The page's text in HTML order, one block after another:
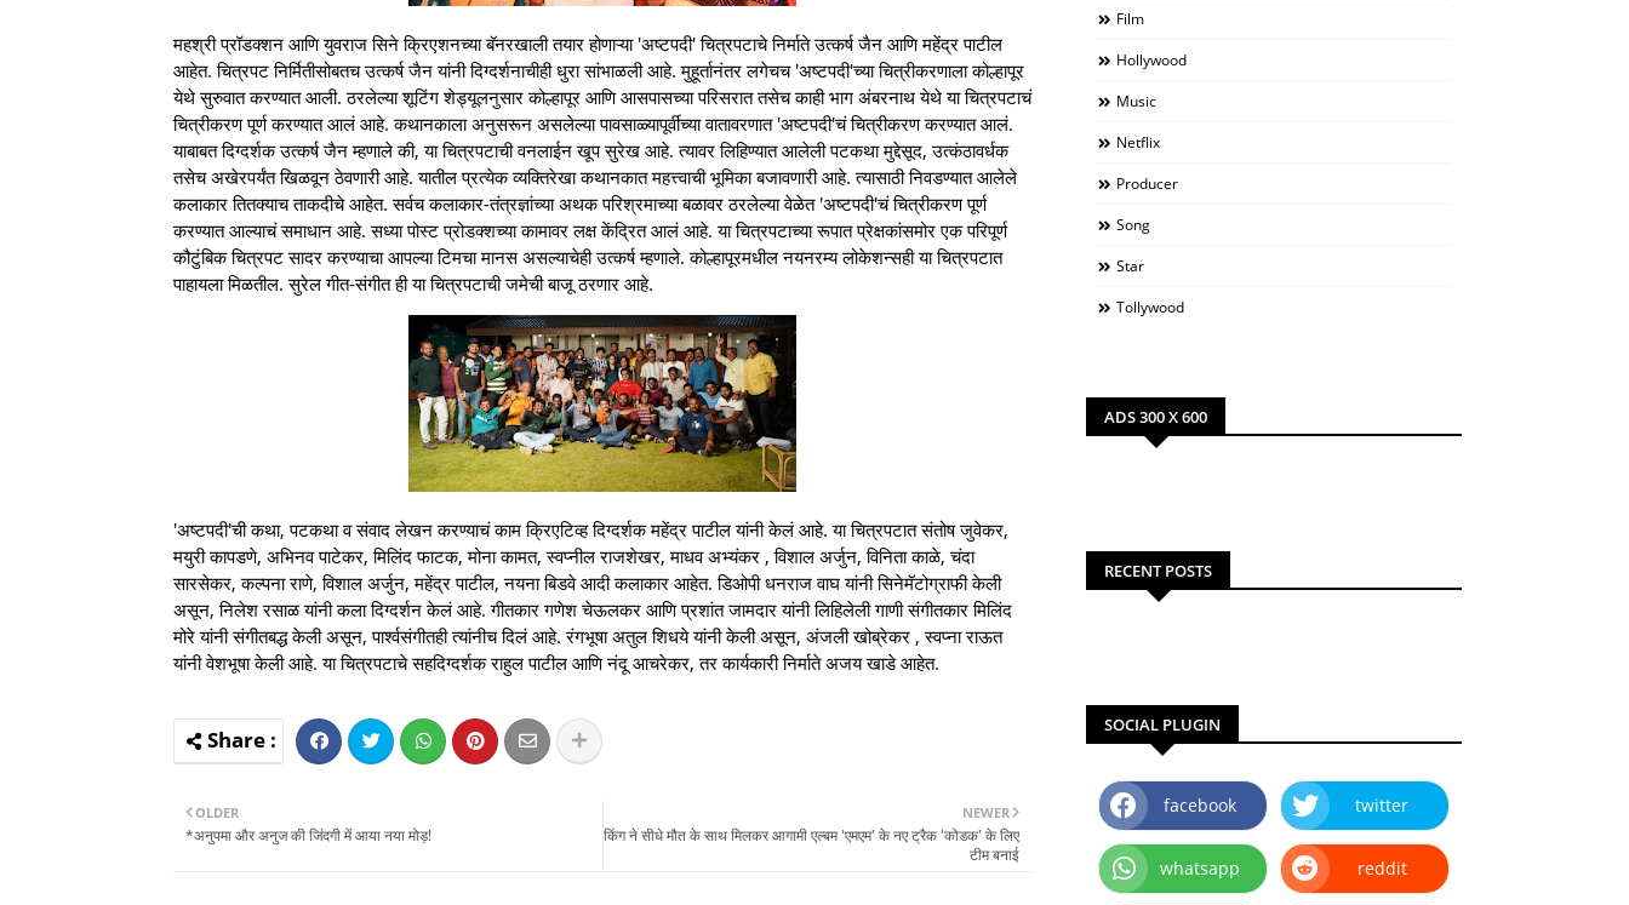
महश्री प्रॉडक्शन आणि युवराज सिने क्रिएशनच्या बॅनरखाली तयार होणाऱ्या 'अष्टपदी' चित्रपटाचे निर्माते उत्कर्ष जैन आणि महेंद्र पाटील
आहेत. चित्रपट निर्मितीसोबतच उत्कर्ष जैन यांनी दिग्दर्शनाचीही धुरा सांभाळली आहे. मुहूर्तानंतर लगेचच 'अष्टपदी'च्या चित्रीकरणाला कोल्हापूर
येथे सुरुवात करण्यात आली. ठरलेल्या शूटिंग शेड्यूलनुसार कोल्हापूर आणि आसपासच्या परिसरात तसेच काही भाग अंबरनाथ येथे या चित्रपटाचं
चित्रीकरण पूर्ण करण्यात आलं आहे. कथानकाला अनुसरून असलेल्या पावसाळ्यापूर्वीच्या वातावरणात 'अष्टपदी'चं चित्रीकरण करण्यात आलं.
याबाबत दिग्दर्शक उत्कर्ष जैन म्हणाले की, या चित्रपटाची वनलाईन खूप सुरेख आहे. त्यावर लिहिण्यात आलेली पटकथा मुद्देसूद, उत्कंठावर्धक
तसेच अखेरपर्यंत खिळवून ठेवणारी आहे. यातील प्रत्येक व्यक्तिरेखा कथानकात महत्त्वाची भूमिका बजावणारी आहे. त्यासाठी निवडण्यात आलेले
कलाकार तितक्याच ताकदीचे आहेत. सर्वच कलाकार-तंत्रज्ञांच्या अथक परिश्रमाच्या बळावर ठरलेल्या वेळेत 'अष्टपदी'चं चित्रीकरण पूर्ण
करण्यात आल्याचं समाधान आहे. सध्या पोस्ट प्रोडक्शच्या कामावर लक्ष केंद्रित आलं आहे. या चित्रपटाच्या रूपात प्रेक्षकांसमोर एक परिपूर्ण
कौटुंबिक चित्रपट सादर करण्याचा आपल्या टिमचा मानस असल्याचेही उत्कर्ष म्हणाले. कोल्हापूरमधील नयनरम्य लोकेशन्सही या चित्रपटात
पाहायला मिळतील. सुरेल गीत-संगीत ही या चित्रपटाची जमेची बाजू ठरणार आहे.
'अष्टपदी'ची कथा, पटकथा व संवाद लेखन करण्याचं काम क्रिएटिव्ह दिग्दर्शक महेंद्र पाटील यांनी केलं आहे. या चित्रपटात संतोष जुवेकर,
मयुरी कापडणे, अभिनव पाटेकर, मिलिंद फाटक, मोना कामत, स्वप्नील राजशेखर, माधव अभ्यंकर , विशाल अर्जुन, विनिता काळे, चंदा
सारसेकर, कल्पना राणे, विशाल अर्जुन, महेंद्र पाटील, नयना बिडवे आदी कलाकार आहेत. डिओपी धनराज वाघ यांनी सिनेमॅटोग्राफी केली
असून, निलेश रसाळ यांनी कला दिग्दर्शन केलं आहे. गीतकार गणेश चेऊलकर आणि प्रशांत जामदार यांनी लिहिलेली गाणी संगीतकार मिलिंद
मोरे यांनी संगीतबद्ध केली असून, पार्श्वसंगीतही त्यांनीच दिलं आहे. रंगभूषा अतुल शिधये यांनी केली असून, अंजली खोब्रेकर , स्वप्ना राऊत
यांनी वेशभूषा केली आहे. या चित्रपटाचे सहदिग्दर्शक राहुल पाटील आणि नंदू आचरेकर, तर कार्यकारी निर्माते अजय खाडे आहेत.
NEWER
किंग ने सीधे मौत के साथ मिलकर आगामी एल्बम 'एमएम' के नए ट्रैक 'कोडक' के लिए
टीम बनाई
OLDER
*अनुपमा और अनुज की जिंदगी में आया नया मोड़!
Film
Hollywood
Music
Netflix
Producer
Song
Star
Tollywood
ADS 300 X 600
RECENT POSTS
SOCIAL PLUGIN
facebook twitter
whatsapp reddit